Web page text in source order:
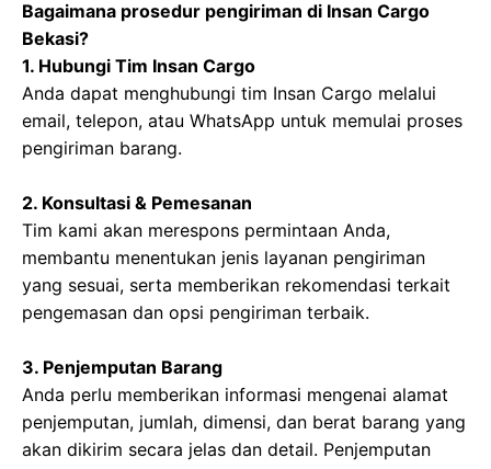
Bagaimana prosedur pengiriman di Insan Cargo
Bekasi?
1. Hubungi Tim Insan Cargo
Anda dapat menghubungi tim Insan Cargo melalui
email, telepon, atau WhatsApp untuk memulai proses
pengiriman barang.
2. Konsultasi & Pemesanan
Tim kami akan merespons permintaan Anda,
membantu menentukan jenis layanan pengiriman
yang sesuai, serta memberikan rekomendasi terkait
pengemasan dan opsi pengiriman terbaik.
3. Penjemputan Barang
Anda perlu memberikan informasi mengenai alamat
penjemputan, jumlah, dimensi, dan berat barang yang
akan dikirim secara jelas dan detail. Penjemputan